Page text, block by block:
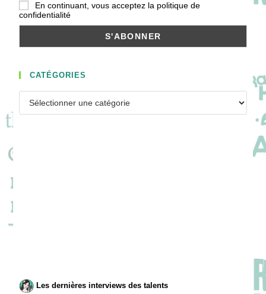
En continuant, vous acceptez la politique de
confidentialité
CATÉGORIES
Catégories
Les dernières interviews des talents